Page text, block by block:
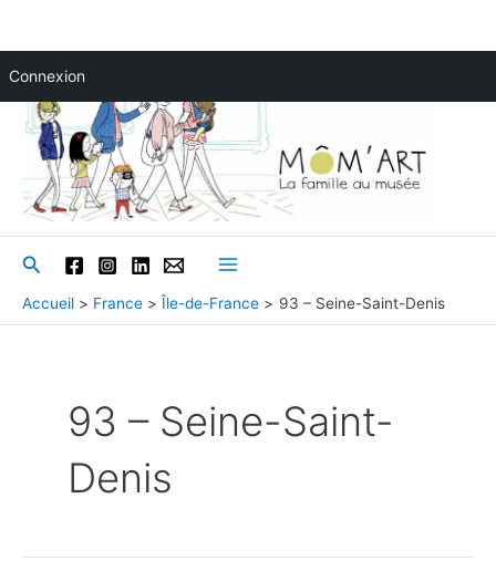
Connexion
contenu
Rechercher
Menu
Accueil France Île-de-France 93 – Seine-Saint-Denis
93 – Seine-Saint-
Denis